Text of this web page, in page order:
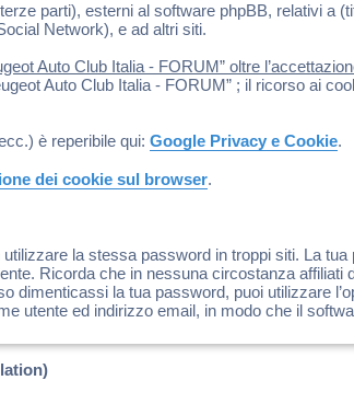
parti), esterni al software phpBB, relativi a
Network), e ad altri siti.
Auto Club Italia - FORUM” oltre
Auto Club Italia - FORUM” ; il ricorso ai
è reperibile qui: Google Privacy e Cookie.
dei cookie sul browser.
la stessa password in troppi siti. La tua
Ricorda che in nessuna circostanza affiliati
dimenticassi la tua password, puoi utilizzare
utente ed indirizzo email, in modo che il